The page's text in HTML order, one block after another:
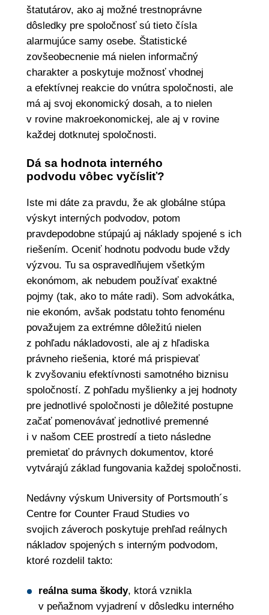
štatutárov, ako aj možné trestnoprávne
dôsledky pre spoločnosť sú tieto čísla
alarmujúce samy osebe. Štatistické
zovšeobecnenie má nielen informačný
charakter a poskytuje možnosť vhodnej
a efektívnej reakcie do vnútra spoločnosti, ale
má aj svoj ekonomický dosah, a to nielen
v rovine makroekonomickej, ale aj v rovine
každej dotknutej spoločnosti.
Dá sa hodnota interného
podvodu vôbec vyčísliť?
Iste mi dáte za pravdu, že ak globálne stúpa
výskyt interných podvodov, potom
pravdepodobne stúpajú aj náklady spojené s ich
riešením. Oceniť hodnotu podvodu bude vždy
výzvou. Tu sa ospravedlňujem všetkým
ekonómom, ak nebudem používať exaktné
pojmy (tak, ako to máte radi). Som advokátka,
nie ekonóm, avšak podstatu tohto fenoménu
považujem za extrémne dôležitú nielen
z pohľadu nákladovosti, ale aj z hľadiska
právneho riešenia, ktoré má prispievať
k zvyšovaniu efektívnosti samotného biznisu
spoločností. Z pohľadu myšlienky a jej hodnoty
pre jednotlivé spoločnosti je dôležité postupne
začať pomenovávať jednotlivé premenné
i v našom CEE prostredí a tieto následne
premietať do právnych dokumentov, ktoré
vytvárajú základ fungovania každej spoločnosti.
Nedávny výskum University of Portsmouth´s
Centre for Counter Fraud Studies vo
svojich záveroch poskytuje prehľad reálnych
nákladov spojených s interným podvodom,
ktoré rozdelil takto:
reálna suma škody, ktorá vznikla
v peňažnom vyjadrení v dôsledku interného